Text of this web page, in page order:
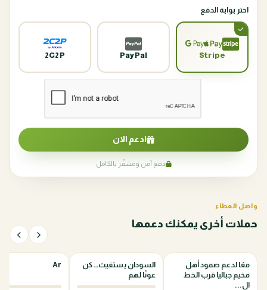
اختر بوابة الدفع
Stripe
PayPal
2C2P
ادعم الان
دفع آمن ومشفّر بالكامل
واصل العطاء
حملات أخرى يمكنك دعمها
معًا لدعم صمود أهل
مخيم جباليا قرب الخط
ال...
0%
السودان يستغيث… كن
عونًا لهم
Ar